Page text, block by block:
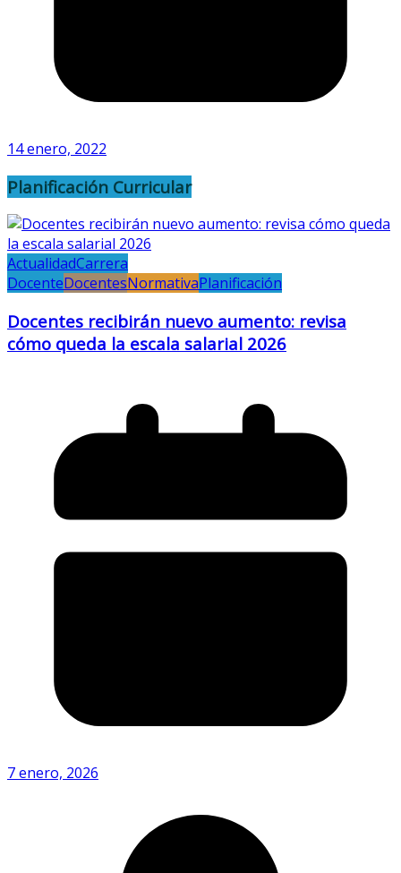
14 enero, 2022
Planificación Curricular
ActualidadCarrera
DocenteDocentesNormativaPlanificación
Docentes recibirán nuevo aumento: revisa
cómo queda la escala salarial 2026
7 enero, 2026